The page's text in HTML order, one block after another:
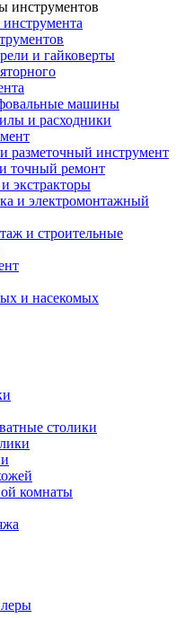
инструментов
и гайковерты
машины
и расходники
разметочный инструмент
точный ремонт
экстракторы
и электромонтажный
и строительные
и насекомых
столики
комнаты